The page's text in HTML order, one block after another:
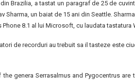
Brazilia, a tastat un paragraf de 25 de
Sharma, un baiat de 15 ani din Seattle.
8.1 al lui Microsoft, cu laudata tastatura
de recorduri au trebuit sa il tasteze este
genera Serrasalmus and Pygocentrus